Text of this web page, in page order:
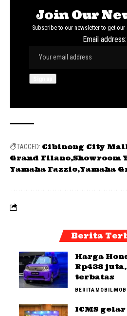
Join Our
Subscribe to our newsletter to get our
Email address:
TAGGED: Cibinong City
Grand Filano Showroom
Yamaha Fazzio Yamaha
Berita
Harga
Rp438
terbatas
BERITAMOBIL
ICMS